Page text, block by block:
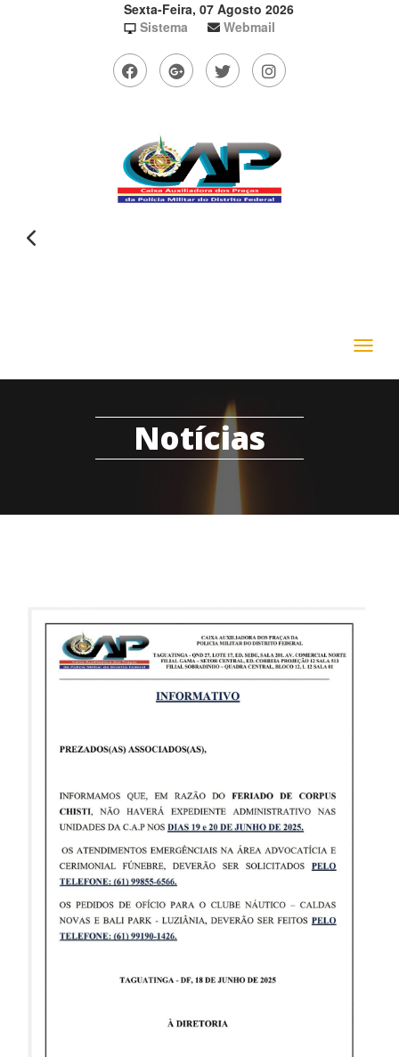
Sexta-Feira, 07 Agosto 2026
Sistema
Webmail
Notícias